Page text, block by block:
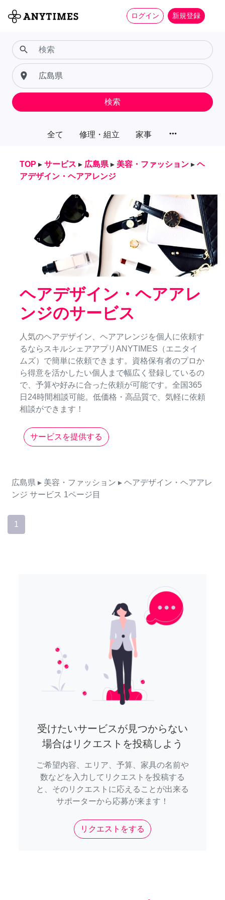
ログイン 新規登録
全て 修理・組立 家事 more_horiz
search
place
検索
TOP ▸ サービス ▸ 広島県 ▸ 美容・ファッション ▸ ヘ
アデザイン・ヘアアレンジ
ヘアデザイン・ヘアアレ
ンジのサービス
人気のヘアデザイン、ヘアアレンジを個人に依頼す
るならスキルシェアアプリANYTIMES（エニタイ
ムズ）で簡単に依頼できます。資格保有者のプロか
ら得意を活かしたい個人まで幅広く登録しているの
で、予算や好みに合った依頼が可能です。全国365
日24時間相談可能。低価格・高品質で、気軽に依頼
相談ができます！
サービスを提供する
広島県 ▸ 美容・ファッション ▸ ヘアデザイン・ヘアアレ
ンジ サービス 1ページ目
1
受けたいサービスが見つからない
場合はリクエストを投稿しよう
ご希望内容、エリア、予算、家具の名前や
数などを入力してリクエストを投稿する
と、そのリクエストに応えることが出来る
サポーターから応募が来ます！
リクエストをする